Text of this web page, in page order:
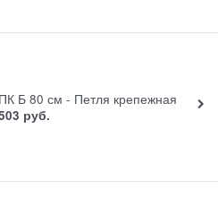
ПК Б 80 см - Петля крепежная
руб.